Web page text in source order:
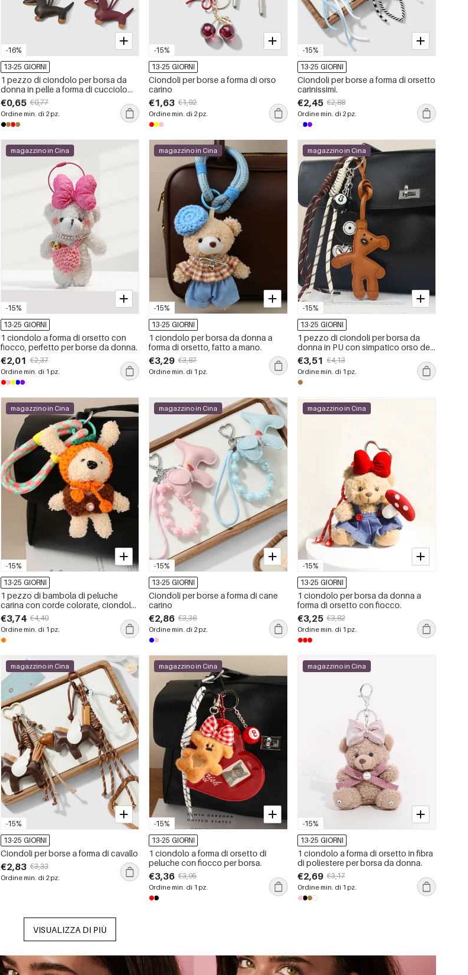
-16%
13-25 GIORNI
1 pezzo di ciondolo per borsa da
donna in pelle a forma di cucciolo
retrò
€0,65 €0,77
Ordine min. di 2 pz.
-15%
13-25 GIORNI
Ciondoli per borse a forma di orso
carino
€1,63 €1,92
Ordine min. di 2 pz.
-15%
13-25 GIORNI
Ciondoli per borse a forma di orsetto
carinissimi.
€2,45 €2,88
Ordine min. di 2 pz.
-15%
magazzino in Cina
13-25 GIORNI
1 ciondolo a forma di orsetto con
fiocco, perfetto per borse da donna.
€2,01 €2,37
Ordine min. di 1 pz.
-15%
magazzino in Cina
13-25 GIORNI
1 ciondolo per borsa da donna a
forma di orsetto, fatto a mano.
€3,29 €3,87
Ordine min. di 1 pz.
-15%
magazzino in Cina
13-25 GIORNI
1 pezzo di ciondoli per borsa da
donna in PU con simpatico orso dei
cartoni animati, serie semplice
€3,51 €4,13
Ordine min. di 1 pz.
-15%
magazzino in Cina
13-25 GIORNI
1 pezzo di bambola di peluche
carina con corde colorate, ciondolo
per borsa da donna
€3,74 €4,40
Ordine min. di 1 pz.
-15%
magazzino in Cina
13-25 GIORNI
Ciondoli per borse a forma di cane
carino
€2,86 €3,36
Ordine min. di 2 pz.
-15%
magazzino in Cina
13-25 GIORNI
1 ciondolo per borsa da donna a
forma di orsetto con fiocco.
€3,25 €3,82
Ordine min. di 1 pz.
-15%
magazzino in Cina
13-25 GIORNI
Ciondoli per borse a forma di cavallo
€2,83 €3,33
Ordine min. di 2 pz.
-15%
magazzino in Cina
13-25 GIORNI
1 ciondolo a forma di orsetto di
peluche con fiocco per borsa.
€3,36 €3,95
Ordine min. di 1 pz.
-15%
magazzino in Cina
13-25 GIORNI
1 ciondolo a forma di orsetto in fibra
di poliestere per borsa da donna.
€2,69 €3,17
Ordine min. di 1 pz.
VISUALIZZA DI PIÙ